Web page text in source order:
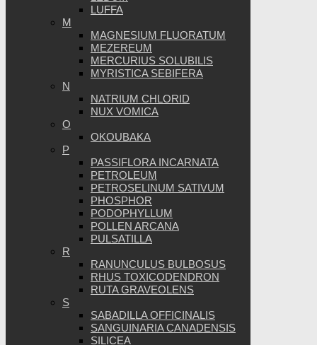
LUFFA
M
MAGNESIUM FLUORATUM
MEZEREUM
MERCURIUS SOLUBILIS
MYRISTICA SEBIFERA
N
NATRIUM CHLORID
NUX VOMICA
O
OKOUBAKA
P
PASSIFLORA INCARNATA
PETROLEUM
PETROSELINUM SATIVUM
PHOSPHOR
PODOPHYLLUM
POLLEN ARCANA
PULSATILLA
R
RANUNCULUS BULBOSUS
RHUS TOXICODENDRON
RUTA GRAVEOLENS
S
SABADILLA OFFICINALIS
SANGUINARIA CANADENSIS
SILICEA